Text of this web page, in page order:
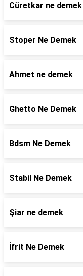
Cüretkar ne demek
Stoper Ne Demek
Ahmet ne demek
Ghetto Ne Demek
Bdsm Ne Demek
Stabil Ne Demek
Şiar ne demek
İfrit Ne Demek